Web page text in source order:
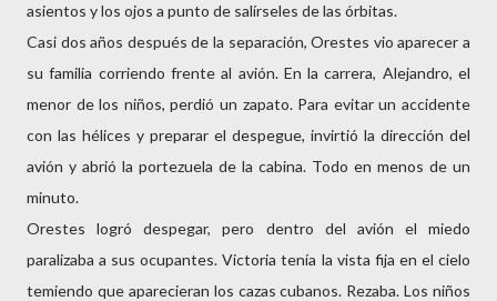
asientos y los ojos a punto de salírseles de las órbitas.
Casi dos años después de la separación, Orestes vio aparecer a
su familia corriendo frente al avión. En la carrera, Alejandro, el
menor de los niños, perdió un zapato. Para evitar un accidente
con las hélices y preparar el despegue, invirtió la dirección del
avión y abrió la portezuela de la cabina. Todo en menos de un
minuto.
Orestes logró despegar, pero dentro del avión el miedo
paralizaba a sus ocupantes. Victoria tenía la vista fija en el cielo
temiendo que aparecieran los cazas cubanos. Rezaba. Los niños